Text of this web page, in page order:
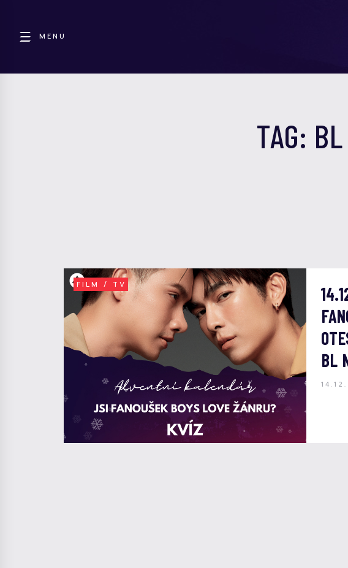
MENU
TAG:
FILM / TV
BL